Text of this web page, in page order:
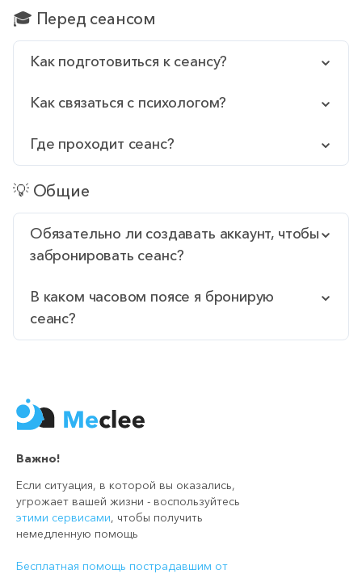
🎓 Перед сеансом
Как подготовиться к сеансу?
Как связаться с психологом?
Где проходит сеанс?
💡 Общие
Обязательно ли создавать аккаунт, чтобы
забронировать сеанс?
В каком часовом поясе я бронирую
сеанс?
Важно!
Если ситуация, в которой вы оказались,
угрожает вашей жизни - воспользуйтесь
этими сервисами, чтобы получить
немедленную помощь
Бесплатная помощь пострадавшим от